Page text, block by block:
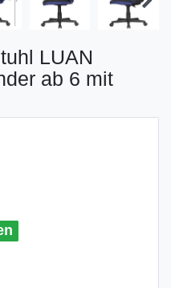
LUAN
ab 6 mit